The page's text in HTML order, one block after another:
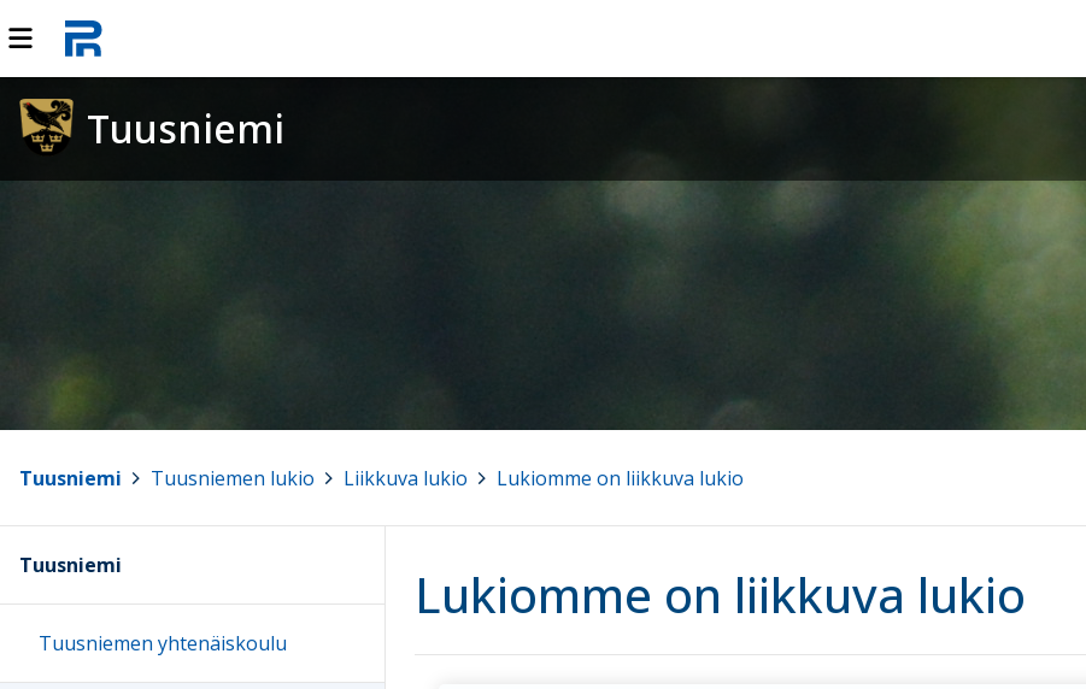
Tuusniemi
Tuusniemi Tuusniemen lukio Liikkuva lukio Lukiomme on liikkuva lukio
Lukiomme on liikkuva lukio
Tuusniemi
Tuusniemen yhtenäiskoulu